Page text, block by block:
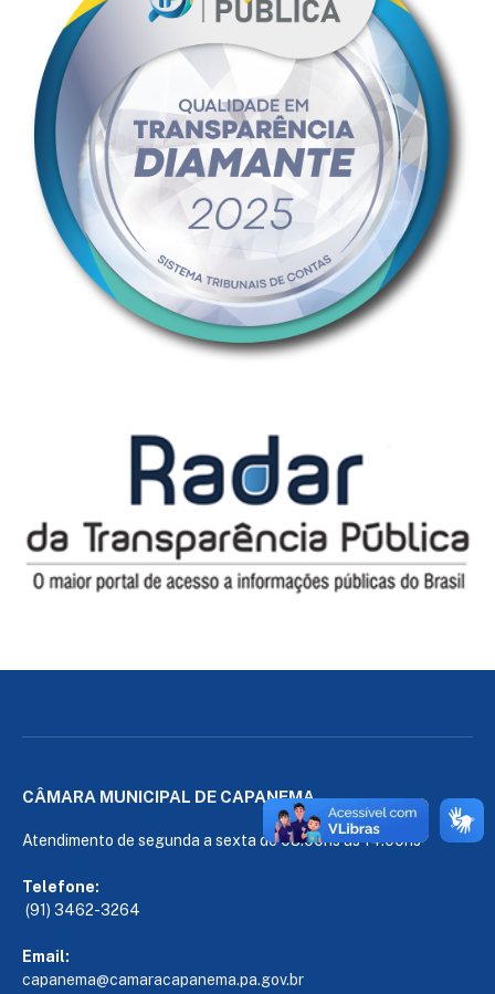
CÂMARA MUNICIPAL DE CAPANEMA
Atendimento de segunda a sexta de 08:00hs às 14:00hs
Telefone:
(91) 3462-3264
Email:
capanema@camaracapanema.pa.gov.br